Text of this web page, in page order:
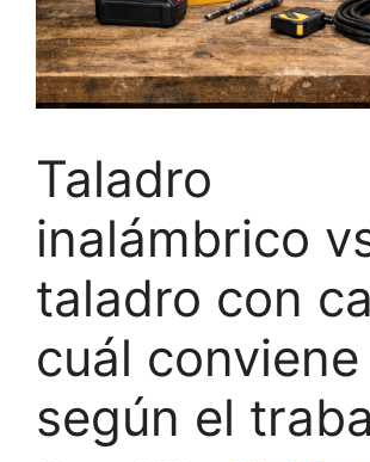
Taladro
inalámbrico
taladro con
cuál
según el